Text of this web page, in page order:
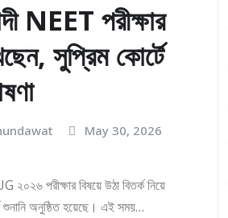
NEET পরীক্ষার
সুপ্রিম কোর্টে
May 30, 2026
পরীক্ষার বিষয়ে উঠা বিতর্ক নিয়ে
শুনানি অনুষ্ঠিত হয়েছে। এই সময়…